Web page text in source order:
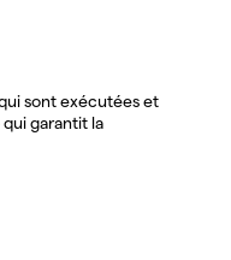
sont exécutées et
garantit la